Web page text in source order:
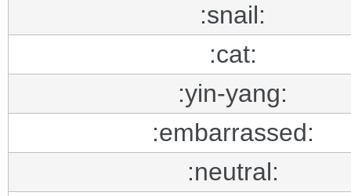
:snail:
:cat:
:yin-yang:
:embarrassed:
:neutral: